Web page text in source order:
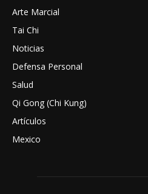
Arte Marcial
Tai Chi
Noticias
Defensa Personal
Salud
Qi Gong (Chi Kung)
Artículos
Mexico